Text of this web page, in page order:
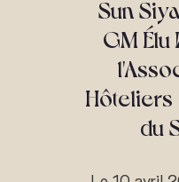
Sun
GM Élu
Hôteliers
du